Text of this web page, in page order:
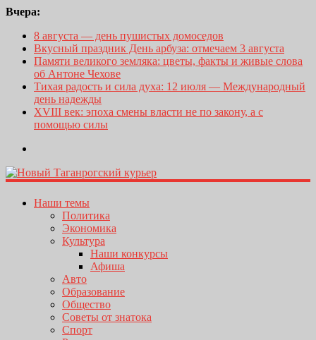
Вчера:
8 августа — день пушистых домоседов
Вкусный праздник День арбуза: отмечаем 3 августа
Памяти великого земляка: цветы, факты и живые слова
об Антоне Чехове
Тихая радость и сила духа: 12 июля — Международный
день надежды
XVIII век: эпоха смены власти не по закону, а с
помощью силы
Наши темы
Политика
Экономика
Культура
Наши конкурсы
Афиша
Авто
Образование
Общество
Советы от знатока
Спорт